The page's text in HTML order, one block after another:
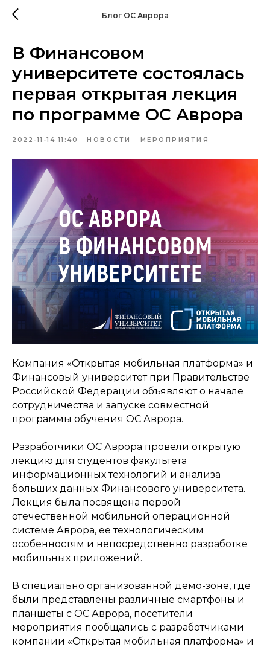
Блог ОС Аврора
В Финансовом
университете состоялась
первая открытая лекция
по программе ОС Аврора
2022-11-14 11:40 НОВОСТИ МЕРОПРИЯТИЯ
Компания «Открытая мобильная платформа» и
Финансовый университет при Правительстве
Российской Федерации объявляют о начале
сотрудничества и запуске совместной
программы обучения ОС Аврора.
Разработчики ОС Аврора провели открытую
лекцию для студентов факультета
информационных технологий и анализа
больших данных Финансового университета.
Лекция была посвящена первой
отечественной мобильной операционной
системе Аврора, ее технологическим
особенностям и непосредственно разработке
мобильных приложений.
В специально организованной демо-зоне, где
были представлены различные смартфоны и
планшеты с ОС Аврора, посетители
мероприятия пообщались с разработчиками
компании «Открытая мобильная платформа» и